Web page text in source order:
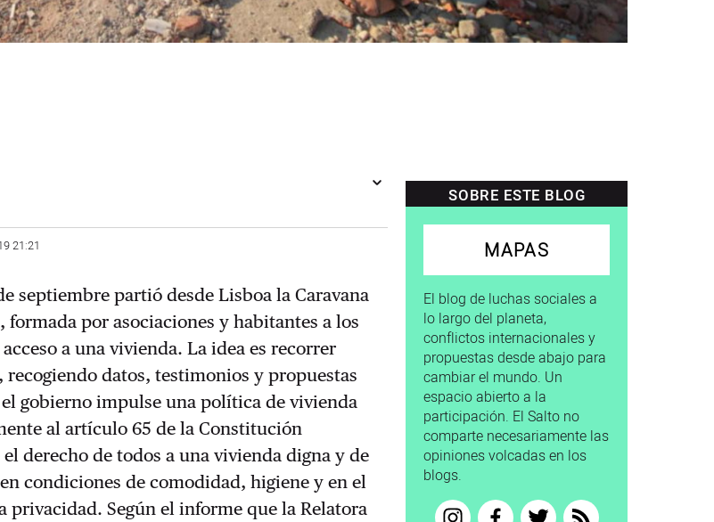
21:21
septiembre partió desde Lisboa la Caravana
formada por asociaciones y habitantes a los
a una vivienda. La idea es recorrer
recogiendo datos, testimonios y propuestas
gobierno impulse una política de vivienda
al artículo 65 de la Constitución
derecho de todos a una vivienda digna y de
condiciones de comodidad, higiene y en el
privacidad. Según el informe que la Relatora
SOBRE ESTE BLOG
MAPAS
El blog de luchas sociales a
lo largo del planeta,
conflictos internacionales y
propuestas desde abajo para
cambiar el mundo. Un
espacio abierto a la
participación. El Salto no
comparte necesariamente las
opiniones volcadas en los
blogs.